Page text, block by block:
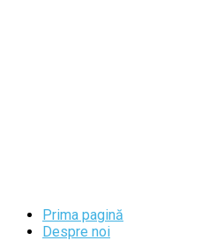
Prima pagină
Despre noi